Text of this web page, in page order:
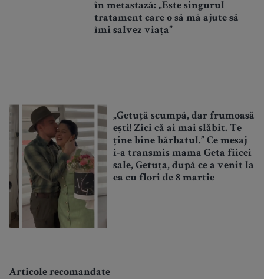
în metastază: „Este singurul
tratament care o să mă ajute să
îmi salvez viața”
„Getuță scumpă, dar frumoasă
ești! Zici că ai mai slăbit. Te
ține bine bărbatul.” Ce mesaj
i-a transmis mama Geta fiicei
sale, Getuța, după ce a venit la
ea cu flori de 8 martie
Articole recomandate